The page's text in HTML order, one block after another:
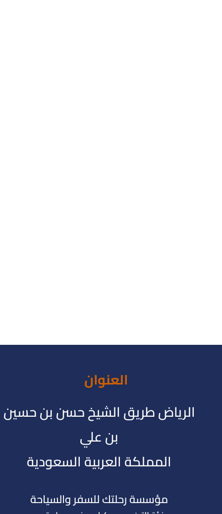
العنوان
الرياض طريق الشيخ حسن بن حسين
بن علي
المملكة العربية السعودية
مؤسسة رحلتك للسفر والسياحة